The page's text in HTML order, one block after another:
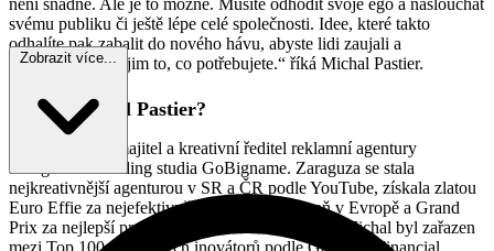
svému publiku či ještě lépe celé společnosti. Idee, které takto
odhalíte pak zabalit do nového hávu, abyste lidi zaujali a
odkomunikovali jim to, co potřebujete.“ říká Michal Pastier.
Kdo je Michal Pastier?
Michal je spolumajitel a kreativní ředitel reklamní agentury
Zaraguza a branding studia GoBigname. Zaraguza se stala
nejkreativnější agenturou v SR a ČR podle YouTube, získala zlatou
Euro Effie za nejefektivnější reklamní kampaň v Evropě a Grand
Prix za nejlepší profil na sociálních sítích v ČR. Michal byl zařazen
mezi Top 100 evropských inovátorů podle Google a Financial
Zobrazit více...